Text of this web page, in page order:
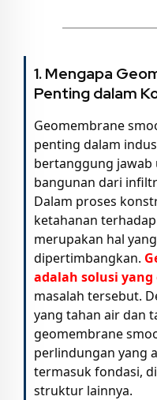
1. Mengapa
Penting dalam
Geomembrane
penting dalam
bertanggung
bangunan dari
Dalam proses
ketahanan
merupakan hal
dipertimbangkan.
adalah solusi
masalah tersebut.
yang tahan air dan
geomembrane
perlindungan yang
termasuk fondasi,
struktur lainnya.